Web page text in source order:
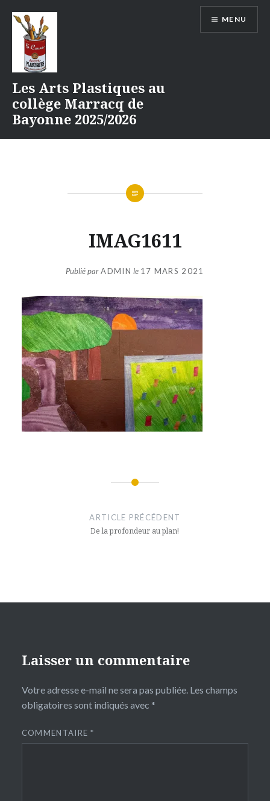
contenu
Les Arts Plastiques au
collège Marracq de
Bayonne 2025/2026
MENU
IMAG1611
Publié parADMIN le 17 MARS 2021
ARTICLE PRÉCÉDENT
De la profondeur au plan!
Laisser un commentaire
Votre adresse e-mail ne sera pas publiée. Les champs
obligatoires sont indiqués avec *
COMMENTAIRE*